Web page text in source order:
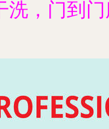
洗，门到